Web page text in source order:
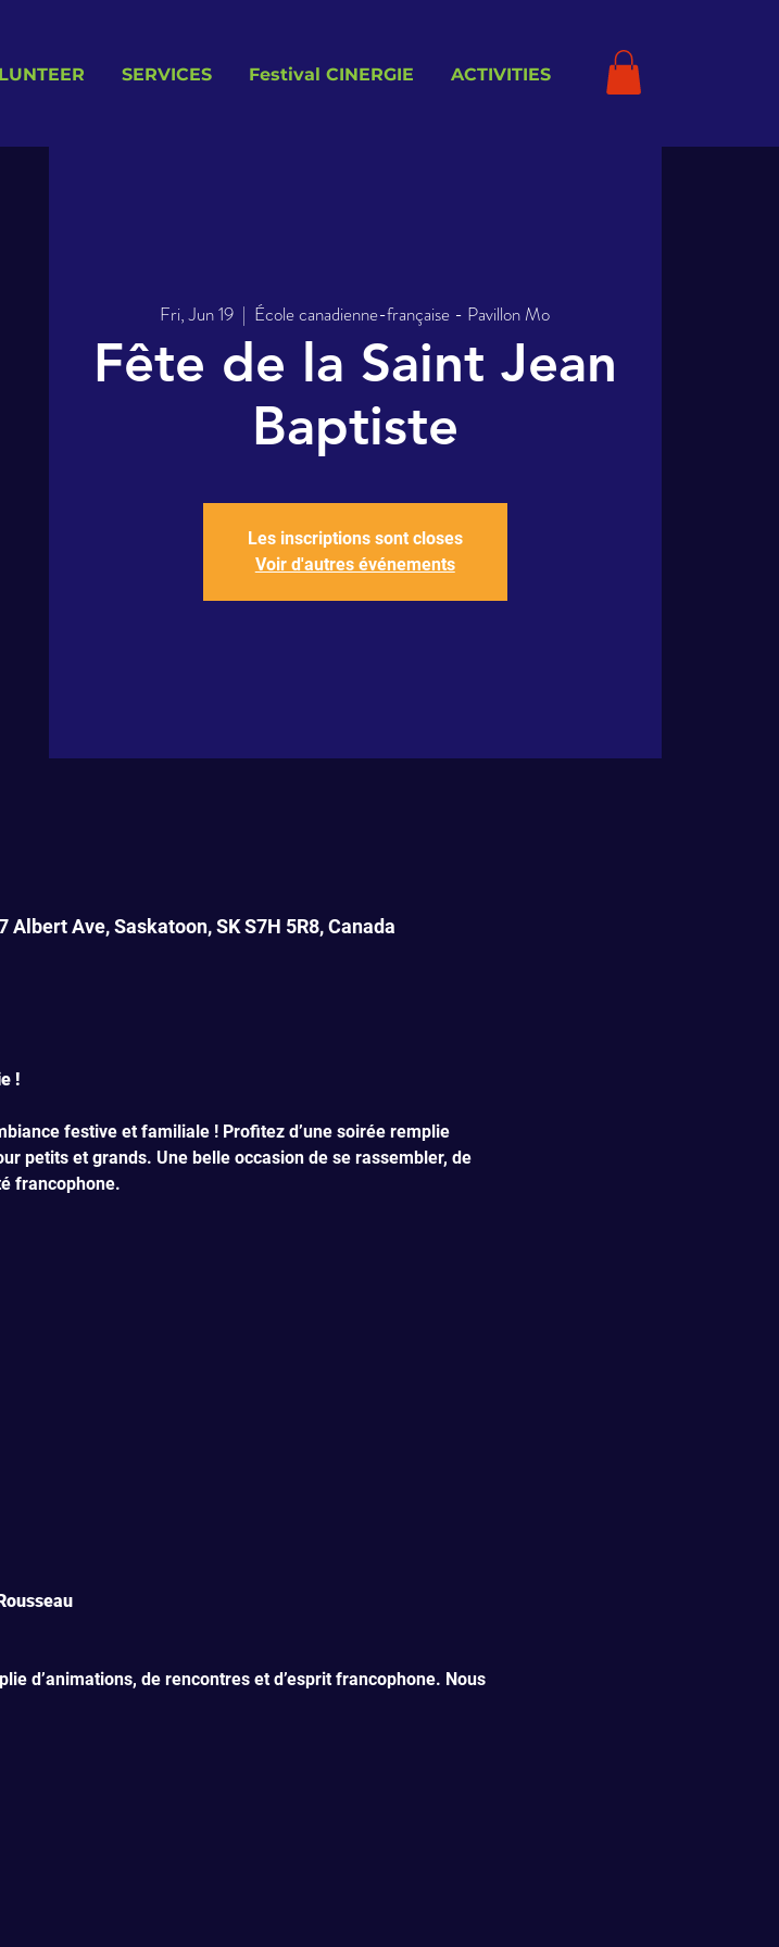
SERVICES Festival CINERGIE ACTIVITIES
Fri, Jun 19
  |
École canadienne-française - Pavillon Mo
Fête de la Saint Jean
Baptiste
Les inscriptions sont closes
Voir d'autres événements
Ave, Saskatoon, SK S7H 5R8, Canada
!
festive et familiale ! Profitez d’une soirée remplie
petits et grands. Une belle occasion de se rassembler, de
francophone.
d’animations, de rencontres et d’esprit francophone. Nous